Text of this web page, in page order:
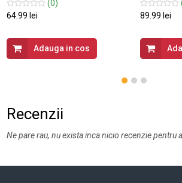
(0)
64.99 lei
Adauga in cos
89.99 lei
Recenzii
Ne pare rau, nu exista inca nicio recenzie pentru